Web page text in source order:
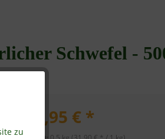
zu
Schwefel -
15,95 € *